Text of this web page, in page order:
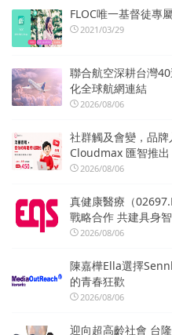
FLOC唯一基督徒專
2021/03/29
聯合航空深耕台灣
化全球航網連結
2026/08/06
社群觸及會變，品牌
Cloudmax 匯智推
2026/08/06
真健康醫療（
戰略合作 共建具身
2026/08/06
陳嘉樺Ella選擇
的青春狂歡
2026/08/06
迎向超高齡社會 台